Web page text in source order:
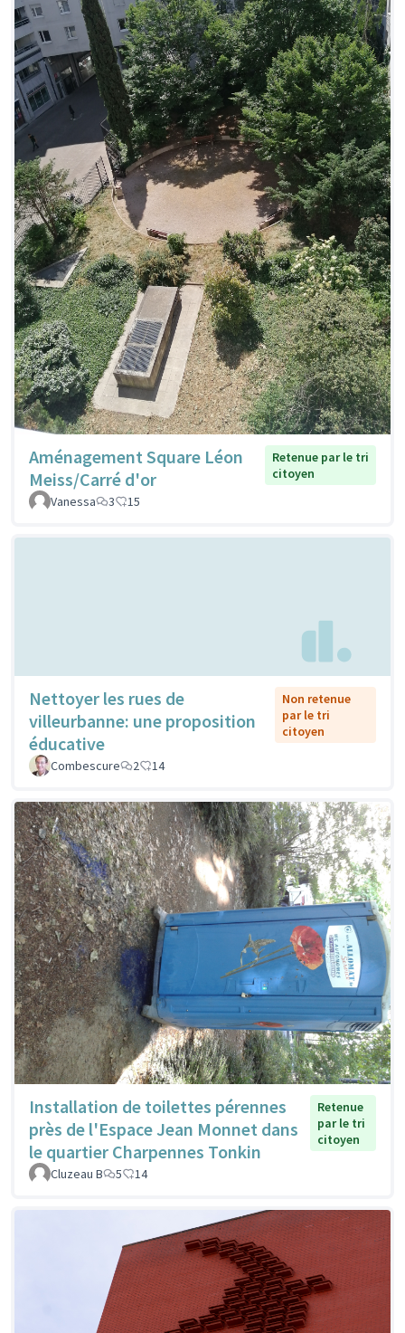
Aménagement Square Léon
Meiss/Carré d'or
Retenue par le tri
citoyen
Vanessa
3 15
Nettoyer les rues de
villeurbanne: une proposition
éducative
Non retenue
par le tri
citoyen
Combescure 2 14
Installation de toilettes pérennes
près de l'Espace Jean Monnet dans
le quartier Charpennes Tonkin
Retenue
par le tri
citoyen
Cluzeau B 5 14